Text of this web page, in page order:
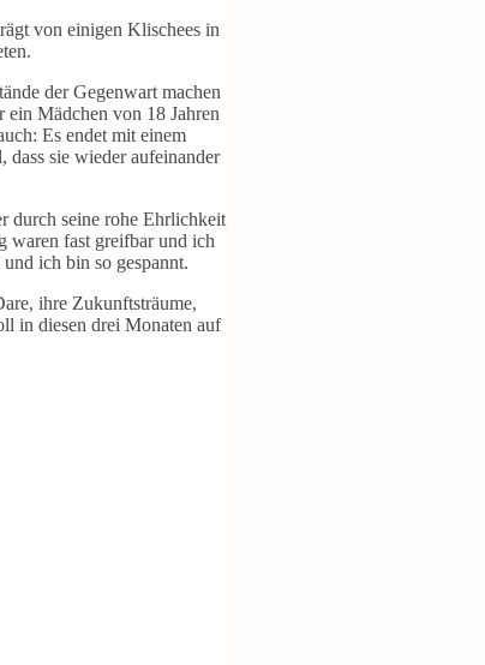
von einigen Klischees in
der Gegenwart machen
ein Mädchen von 18 Jahren
Es endet mit einem
sie wieder aufeinander
durch seine rohe Ehrlichkeit
waren fast greifbar und ich
ich bin so gespannt.
ihre Zukunftsträume,
in diesen drei Monaten auf